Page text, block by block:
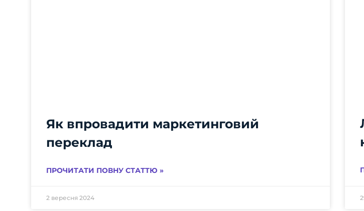
Як впровадити маркетинговий
переклад
ПРОЧИТАТИ ПОВНУ СТАТТЮ »
2 вересня 2024